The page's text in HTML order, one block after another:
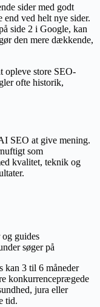
sider med godt
end ved helt nye sider.
side 2 i Google, kan
den mere dækkende,
opleve store SEO-
ofte historik,
SEO at give mening.
som
kvalitet, teknik og
og guides
søger på
kan 3 til 6 måneder
konkurrenceprægede
jura eller
tid.